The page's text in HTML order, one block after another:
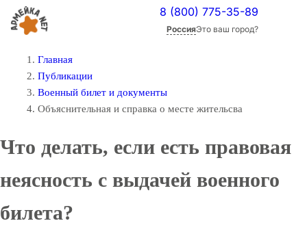
8 (800) 775-35-89
РоссияЭто ваш город?
Главная
Публикации
Военный билет и документы
Объяснительная и справка о месте жительсва
Что делать, если есть правовая
неясность с выдачей военного
билета?